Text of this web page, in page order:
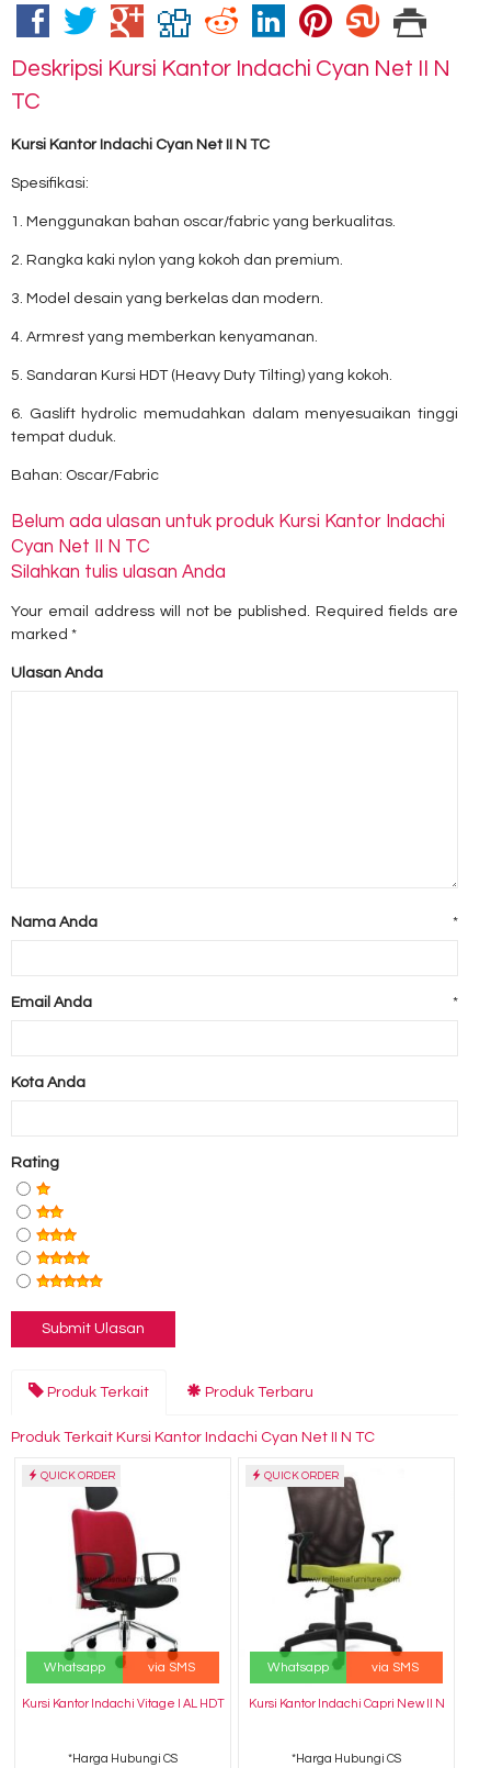
Deskripsi Kursi Kantor Indachi Cyan Net II N
TC
Kursi Kantor Indachi Cyan Net II N TC
Spesifikasi:
1. Menggunakan bahan oscar/fabric yang berkualitas.
2. Rangka kaki nylon yang kokoh dan premium.
3. Model desain yang berkelas dan modern.
4. Armrest yang memberkan kenyamanan.
5. Sandaran Kursi HDT (Heavy Duty Tilting) yang kokoh.
6. Gaslift hydrolic memudahkan dalam menyesuaikan tinggi
tempat duduk.
Bahan: Oscar/Fabric
Belum ada ulasan untuk produk Kursi Kantor Indachi
Cyan Net II N TC
Silahkan tulis ulasan Anda
Your email address will not be published.
Required fields are
marked *
Ulasan Anda
Nama Anda *
Email Anda *
Kota Anda
Rating
Produk Terkait Produk Terbaru
Produk Terkait Kursi Kantor Indachi Cyan Net II N TC
QUICK ORDER
Whatsapp via SMS
Kursi Kantor Indachi Vitage I AL HDT
*Harga Hubungi CS
QUICK ORDER
Whatsapp via SMS
Kursi Kantor Indachi Capri New II N
*Harga Hubungi CS